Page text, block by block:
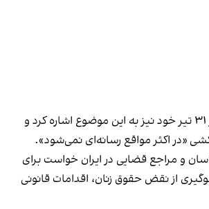
اعتماد در گزارش روز ۳۱ تیر خود نیز به این موضوع اشاره کرد و
«در اكثر مواقع رسانه‌ای نمی‌شود».
و مراجع قضایی در ایران خواست برای
از نقض حقوق زنان، اقدامات قانونی